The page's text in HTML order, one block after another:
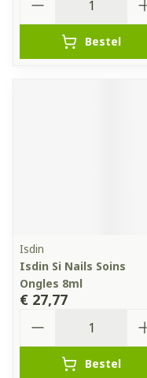
Bestel
Isdin
Isdin Si Nails Soins
Ongles 8ml
€ 27,77
Bestel